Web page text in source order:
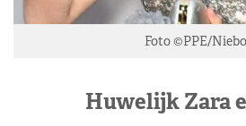
Foto ©PPE/
Huwelijk Zara